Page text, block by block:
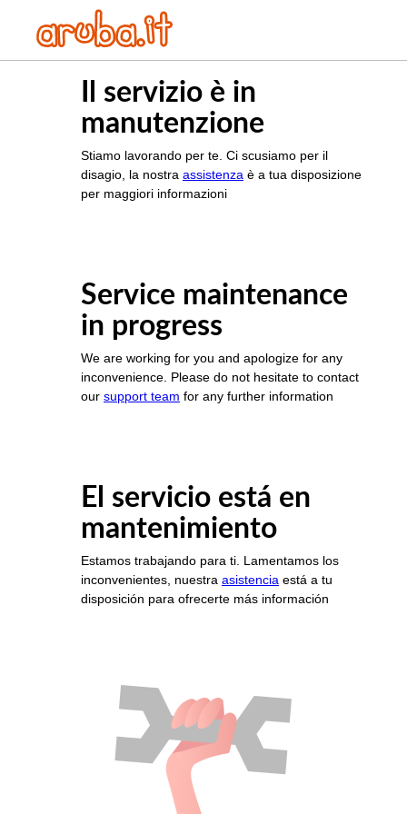
Il servizio è in
manutenzione
Stiamo lavorando per te. Ci scusiamo per il
disagio, la nostra assistenza è a tua disposizione
per maggiori informazioni
Service maintenance
in progress
We are working for you and apologize for any
inconvenience. Please do not hesitate to contact
our support team for any further information
El servicio está en
mantenimiento
Estamos trabajando para ti. Lamentamos los
inconvenientes, nuestra asistencia está a tu
disposición para ofrecerte más información